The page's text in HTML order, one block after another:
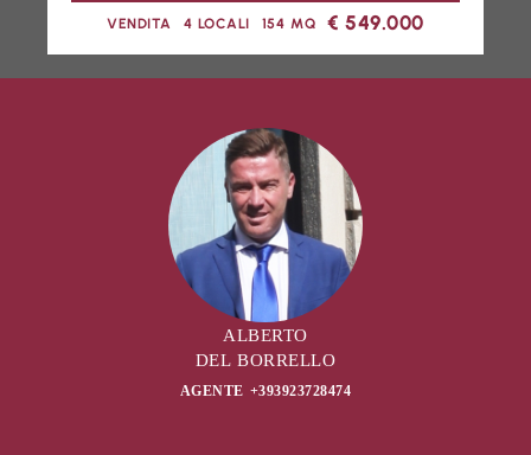
VENDITA 4 LOCALI 154 MQ € 549.000
ALBERTO
DEL BORRELLO
AGENTE +393923728474